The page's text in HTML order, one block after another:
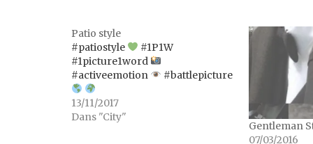
Patio style
#patiostyle
#1P1W
#1picture1word
#activeemotion
#battlepicture
13/11/2017
Dans "City"
Gentleman
07/03/2016